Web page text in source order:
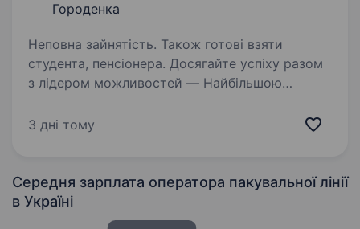
Городенка
Неповна зайнятість. Також готові взяти
студента, пенсіонера. Досягайте успіху разом
з лідером можливостей — Найбільшою
кандидатів на посаду комплектувальник
від Вас:…
3 дні тому
Середня зарплата оператора пакувальної лінії
в Україні